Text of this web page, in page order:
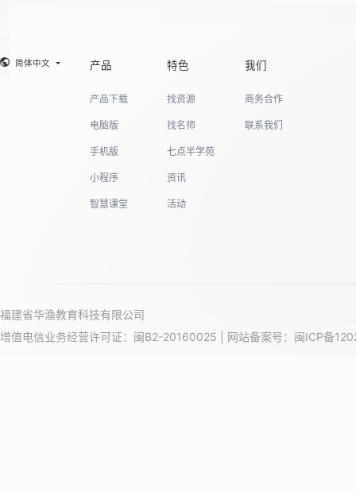
简体中文 产品
产品下载
电脑版
手机版
小程序
智慧课堂
特色
找资源
找名师
七点半学苑
资讯
活动
我们
商务合作
联系我们
福建省华渔教育科技有限公司
增值电信业务经营许可证：闽B2-20160025 | 网站备案号： 闽ICP备